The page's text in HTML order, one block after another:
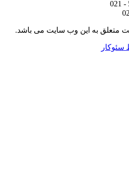
این وب سایت می باشد.